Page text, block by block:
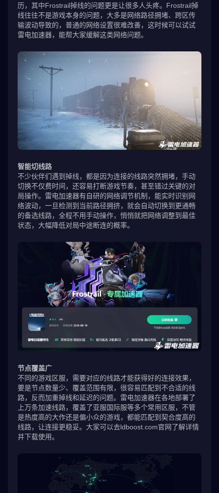
历，其中Frostrail掉线的问题更是让很多人头疼。Frostrail掉
线往往不是游戏本身的问题，大多是网络路径拥堵、跨区传
输波动导致的，普通的网络设置很难改善，这时候可以试试
雷电加速器，能帮大家缓解这类网络问题。
智能切线路
不少伙伴们遇到掉线，都是因为连接的线路突然拥堵，手动
切换不仅费时间，还容易打断游戏节奏，甚至错过关键的对
局操作。雷电加速器有自研的网络调节机制，能实时识别网
络波动，一旦检测到当前路径拥挤，就会自动切换到更通畅
的备选线路，全程不用手动操作，悄悄就把网络调整到最佳
状态，大幅降低对局中途断连的概率。
节点覆盖广
不同的游戏区服，需要对应的线路才能获得好的连接效果，
要是节点数量少、覆盖范围有限，很容易匹配到不合适的线
路，反而加重掉线和延迟的问题。雷电加速器在各地部署了
上万条加速线路，覆盖了亚服国际服等多个常用区服，不管
是热度高的大作还是偏小众的游戏，都能匹配到契合度高的
线路，让连接更稳妥。大家可以去ldboost.com官网了解详情
并下载使用。